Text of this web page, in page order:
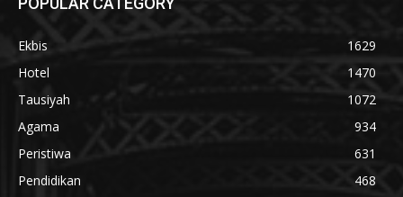
Ekbis
1629
Hotel
1470
Tausiyah
1072
Agama
934
Peristiwa
631
Pendidikan
468